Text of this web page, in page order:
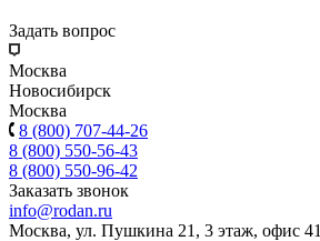
Задать вопрос
Москва
Новосибирск
Москва
8 (800) 707-44-26
8 (800) 550-56-43
8 (800) 550-96-42
Заказать звонок
info@rodan.ru
Москва, ул. Пушкина 21, 3 этаж, офис 41